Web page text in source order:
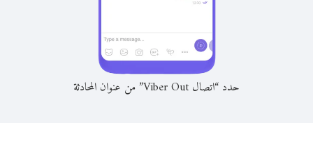
حدد “اتصال Viber Out” من عنوان المحادثة